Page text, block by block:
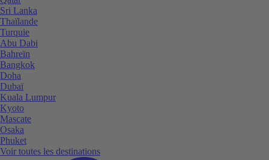
Sri Lanka
Thaïlande
Turquie
Abu Dabi
Bahreïn
Bangkok
Doha
Dubaï
Kuala Lumpur
Kyoto
Mascate
Osaka
Phuket
Voir toutes les destinations